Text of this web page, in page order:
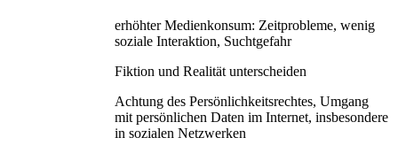
erhöhter Medienkonsum: Zeitprobleme, wenig
soziale Interaktion, Suchtgefahr
Fiktion und Realität unterscheiden
Achtung des Persönlichkeitsrechtes, Umgang
mit persönlichen Daten im Internet, insbesondere
in sozialen Netzwerken